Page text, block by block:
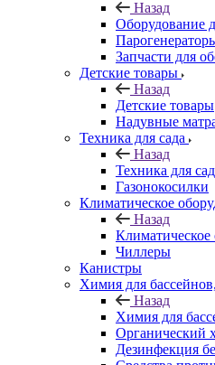
Назад
Оборудование
Запчасти для
Детские товары
Назад
Детские товары
Надувные
Техника для сада
Назад
Техника для
Газонокосилки
Климатическое
Назад
Климатическое
Чиллеры
Канистры
Химия для
Назад
Химия для
Органический
Дезинфекция